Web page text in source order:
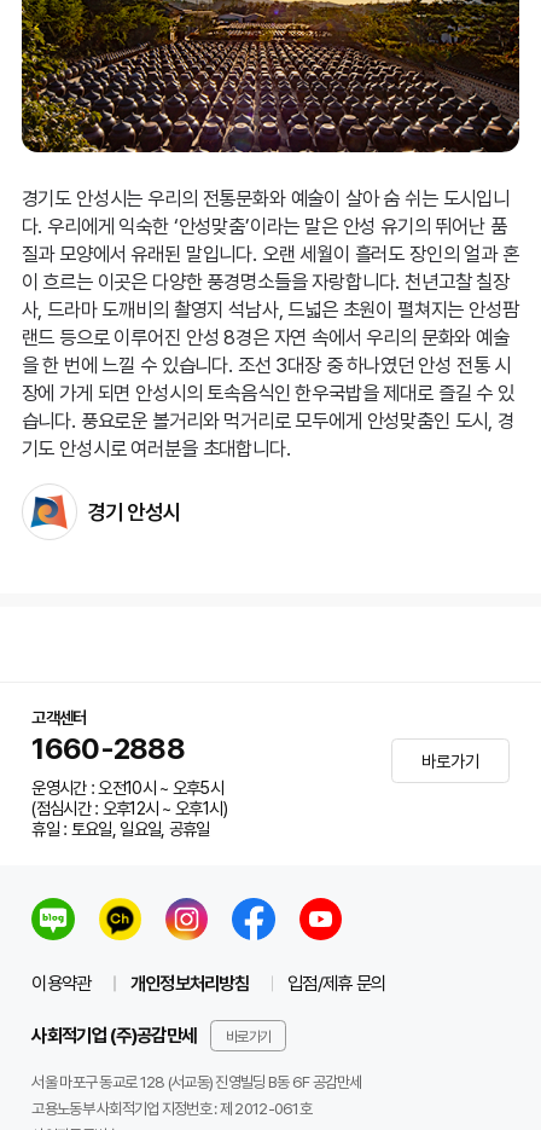
경기도 안성시는 우리의 전통문화와 예술이 살아 숨 쉬는 도시입니
다. 우리에게 익숙한 ‘안성맞춤’이라는 말은 안성 유기의 뛰어난 품
질과 모양에서 유래된 말입니다. 오랜 세월이 흘러도 장인의 얼과 혼
이 흐르는 이곳은 다양한 풍경명소들을 자랑합니다. 천년고찰 칠장
사, 드라마 도깨비의 촬영지 석남사, 드넓은 초원이 펼쳐지는 안성팜
랜드 등으로 이루어진 안성 8경은 자연 속에서 우리의 문화와 예술
을 한 번에 느낄 수 있습니다. 조선 3대장 중 하나였던 안성 전통 시
장에 가게 되면 안성시의 토속음식인 한우국밥을 제대로 즐길 수 있
습니다. 풍요로운 볼거리와 먹거리로 모두에게 안성맞춤인 도시, 경
기도 안성시로 여러분을 초대합니다.
경기 안성시
고객센터
1660-2888
운영시간 : 오전10시 ~ 오후5시
(점심시간 : 오후12시 ~ 오후1시)
휴일 : 토요일, 일요일, 공휴일
바로가기
이용약관 개인정보처리방침 입점/제휴 문의
사회적기업 (주)공감만세 바로가기
서울 마포구 동교로 128 (서교동) 진영빌딩 B동 6F 공감만세
고용노동부 사회적기업 지정번호 : 제 2012-061호